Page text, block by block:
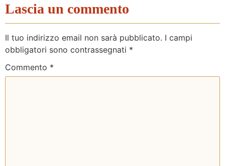
Lascia un commento
Il tuo indirizzo email non sarà pubblicato. I campi
obbligatori sono contrassegnati *
Commento *